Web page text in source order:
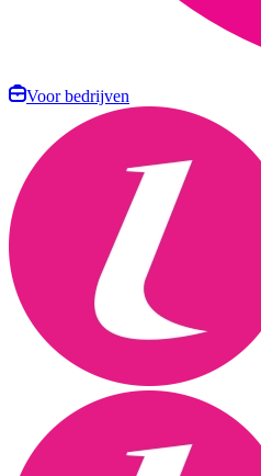
Voor bedrijven